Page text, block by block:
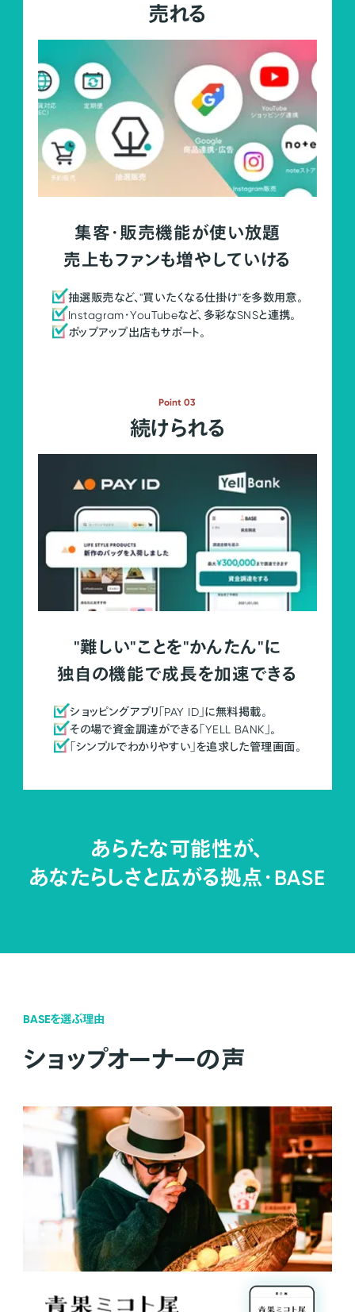
売れる
集客・販売機能が使い放題
売上もファンも増やしていける
抽選販売など、"買いたくなる仕掛け"を多数用意。
Instagram・YouTubeなど、多彩なSNSと連携。
ポップアップ出店もサポート。
Point 03
続けられる
"難しい"ことを"かんたん"に
独自の機能で成長を加速できる
ショッピングアプリ「PAY ID」に無料掲載。
その場で資金調達ができる「YELL BANK」。
「シンプルでわかりやすい」を追求した管理画面。
あらたな可能性が、
あなたらしさと広がる拠点・BASE
BASEを選ぶ理由
ショップオーナーの声